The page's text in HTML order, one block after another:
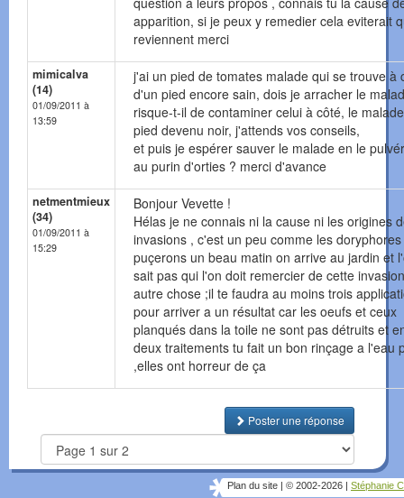
apparition, si je peux y remedier cela eviterait
reviennent merci
mimicalva
(14)
01/09/2011 à
13:59
j'ai un pied de tomates malade qui se trouve à
d'un pied encore sain, dois je arracher le
risque-t-il de contaminer celui à côté, le
pied devenu noir, j'attends vos conseils,
et puis je espérer sauver le malade en le
au purin d'orties ? merci d'avance
netmentmieux
(34)
01/09/2011 à
15:29
Bonjour Vevette !
Hélas je ne connais ni la cause ni les origines
invasions , c'est un peu comme les
puçerons un beau matin on arrive au jardin et
sait pas qui l'on doit remercier de cette invasion
autre chose ;il te faudra au moins trois
pour arriver a un résultat car les oeufs et ceux
planqués dans la toile ne sont pas détruits et
deux traitements tu fait un bon rinçage a l'eau
,elles ont horreur de ça
Poster une réponse
Plan du site © 2002-2026 Stéphanie C